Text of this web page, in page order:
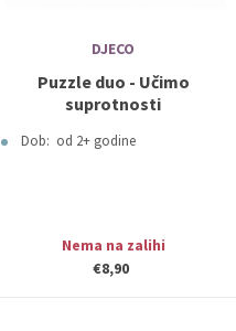
DJECO
Puzzle duo - Učimo
suprotnosti
Dob: od 2+ godine
Nema na zalihi
€8,90